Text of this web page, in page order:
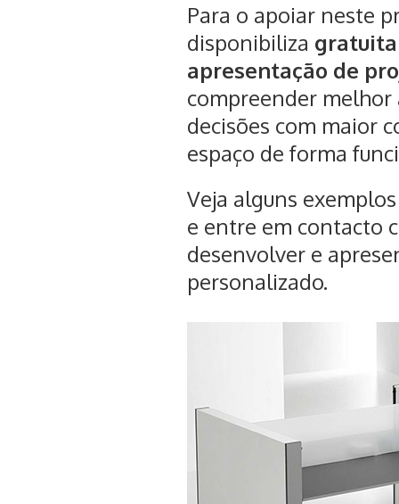
Para o apoiar neste
disponibiliza
apresentação de
compreender
decisões com maior
espaço de forma
Veja alguns
e entre em contacto
desenvolver e
personalizado.